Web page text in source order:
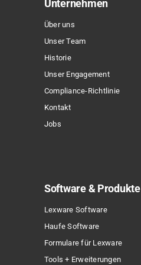
gewählt
Unternehmen
Über uns
Unser Team
Historie
Unser Engagement
Compliance-Richtlinie
Kontakt
Jobs
Software & Produkte
Lexware Software
Haufe Software
Formulare für Lexware
Tools + Erweiterungen